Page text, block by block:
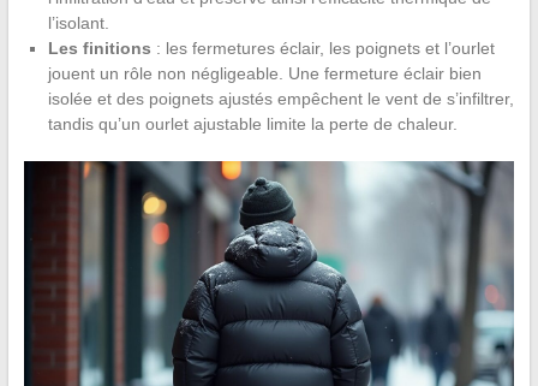
l’isolant.
Les finitions : les fermetures éclair, les poignets et l’ourlet
jouent un rôle non négligeable. Une fermeture éclair bien
isolée et des poignets ajustés empêchent le vent de s’infiltrer,
tandis qu’un ourlet ajustable limite la perte de chaleur.